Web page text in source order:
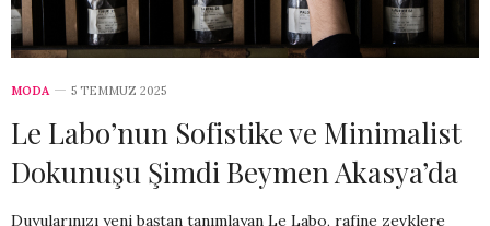
MODA 5 TEMMUZ 2025
Le Labo’nun Sofistike ve Minimalist
Dokunuşu Şimdi Beymen Akasya’da
Duyularınızı yeni baştan tanımlayan Le Labo, rafine zevklere